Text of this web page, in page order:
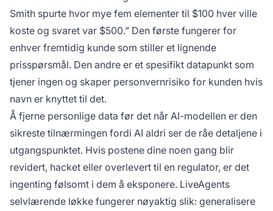
Smith spurte hvor mye fem elementer til $100 hver ville
koste og svaret var $500.” Den første fungerer for
enhver fremtidig kunde som stiller et lignende
prisspørsmål. Den andre er et spesifikt datapunkt som
tjener ingen og skaper personvernrisiko for kunden hvis
navn er knyttet til det.
Å fjerne personlige data før det når AI-modellen er den
sikreste tilnærmingen fordi AI aldri ser de råe detaljene i
utgangspunktet. Hvis postene dine noen gang blir
revidert, hacket eller overlevert til en regulator, er det
ingenting følsomt i dem å eksponere. LiveAgents
selvlærende løkke fungerer nøyaktig slik: generalisere